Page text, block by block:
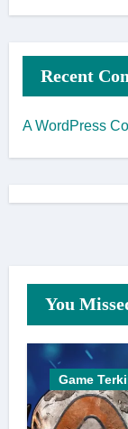
Recent
A WordPress
You
Game